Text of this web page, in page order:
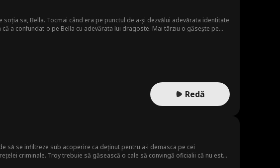
sa, Bella. Tocmai când era pe punctul de a-și dezvălui adevărata identitate
a confundat-o pe Bella cu adevărata lui dragoste. Mai târziu o găsește pe
Redă
să se infiltreze sub acoperire ca deținut pentru a-i demasca pe cei
criminale. Troy trebuie să găsească o cale să convingă oficialii că nu este